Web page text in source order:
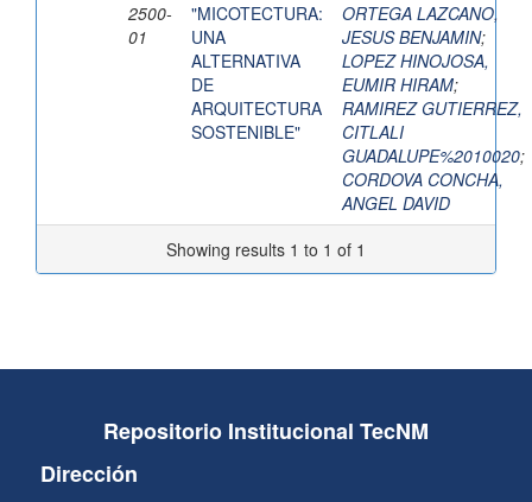
2500-
01
"MICOTECTURA:
UNA
ALTERNATIVA
DE
ARQUITECTURA
SOSTENIBLE"
ORTEGA LAZCANO,
JESUS BENJAMIN;
LOPEZ HINOJOSA,
EUMIR HIRAM;
RAMIREZ GUTIERREZ,
CITLALI
GUADALUPE%2010020;
CORDOVA CONCHA,
ANGEL DAVID
Showing results 1 to 1 of 1
Repositorio Institucional TecNM
Dirección